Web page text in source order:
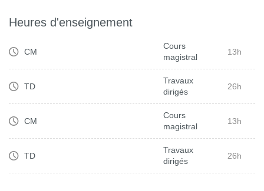
Heures d'enseignement
CM
Cours
magistral
13h
TD
Travaux
dirigés
26h
CM
Cours
magistral
13h
TD
Travaux
dirigés
26h